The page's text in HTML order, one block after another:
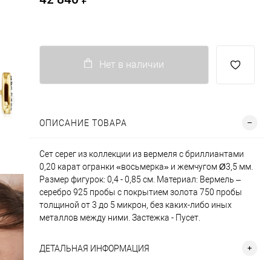
Нет в наличии
ОПИСАНИЕ ТОВАРА
Сет серег из коллекции из вермеля с бриллиантами
0,20 карат огранки «восьмерка» и жемчугом Ø3,5 мм.
Размер фигурок: 0,4 - 0,85 см. Материал: Вермель –
серебро 925 пробы с покрытием золота 750 пробы
толщиной от 3 до 5 микрон, без каких-либо иных
металлов между ними. Застежка - Пусет.
ДЕТАЛЬНАЯ ИНФОРМАЦИЯ